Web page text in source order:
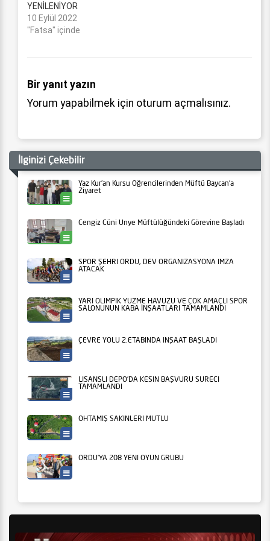
YENİLENİYOR
10 Eylül 2022
"Fatsa" içinde
Bir yanıt yazın
Yorum yapabilmek için oturum açmalısınız.
İlginizi Çekebilir
Yaz Kur’an Kursu Öğrencilerinden Müftü Baycan’a
Ziyaret
Cengiz Cüni Ünye Müftülüğündeki Görevine Başladı
SPOR ŞEHRİ ORDU, DEV ORGANİZASYONA İMZA
ATACAK
YARI OLİMPİK YÜZME HAVUZU VE ÇOK AMAÇLI SPOR
SALONUNUN KABA İNŞAATLARI TAMAMLANDI
ÇEVRE YOLU 2.ETABINDA İNŞAAT BAŞLADI
LİSANSLI DEPO’DA KESİN BAŞVURU SÜRECİ
TAMAMLANDI
OHTAMIŞ SAKİNLERİ MUTLU
ORDU’YA 208 YENİ OYUN GRUBU